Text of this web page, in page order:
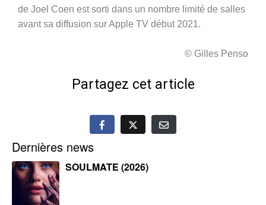
de Joel Coen est sorti dans un nombre limité de salles
avant sa diffusion sur Apple TV début 2021.
© Gilles Penso
Partagez cet article
Dernières news
SOULMATE (2026)